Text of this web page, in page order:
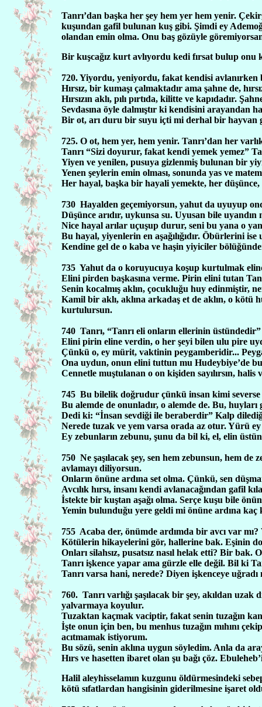
Tanrı’dan başka her şey hem yer hem yenir.
kuşundan gafil bulunan kuş gibi. Şimdi ey
olandan emin olma. Onu baş gözüyle
Bir kuşcağız kurt avlıyordu kedi fırsat bulup onu
720. Yiyordu, yeniyordu, fakat kendisi
Hırsız, bir kumaşı çalmaktadır ama şahne de,
Hırsızın aklı, pılı pırtıda, kilitte ve kapıdadır.
Sevdasına öyle dalmıştır ki kendisini arayandan
Bir ot, arı duru bir suyu içti mi derhal bir hayvan
725. O ot, hem yer, hem yenir. Tanrı’dan her
Tanrı “Sizi doyurur, fakat kendi yemek yemez”
Yiyen ve yenilen, pusuya gizlenmiş bulunan bir
Yenen şeylerin emin olması, sonunda yas ve
Her hayal, başka bir hayali yemekte, her
730 Hayalden geçemiyorsun, yahut da uyuyup
Düşünce arıdır, uykunsa su. Uyusan bile uyandın
Nice hayal arılar uçuşup durur, seni bu yana o
Bu hayal, yiyenlerin en aşağılığıdır. Öbürlerini ise
Kendine gel de o kaba ve haşin yiyiciler
735 Yahut da o koruyucuya koşup kurtulmak
Elini pirden başkasına verme. Pirin elini tutan
Senin kocalmış aklın, çocukluğu huy edinmiştir,
Kamil bir aklı, aklına arkadaş et de aklın, o
kurtulursun.
740 Tanrı, “Tanrı eli onların ellerinin
Elini pirin eline verdin, o her şeyi bilen ulu pire
Çünkü o, ey mürit, vaktinin peygamberidir...
Ona uydun, onun elini tuttun mu Hudeybiye’de
Cennetle muştulanan o on kişiden sayılırsın,
745 Bu bilelik doğrudur çünkü insan kimi severse
Bu alemde de onunladır, o alemde de. Bu,
Dedi ki: “İnsan sevdiği ile beraberdir” Kalp
Nerede tuzak ve yem varsa orada az otur. Yürü
Ey zebunların zebunu, şunu da bil ki, el, elin
750 Ne şaşılacak şey, sen hem zebunsun, hem de
avlamayı diliyorsun.
Onların önüne ardına set olma. Çünkü, sen
Avcılık hırsı, insanı kendi avlanacağından gafil
İstekte bir kuştan aşağı olma. Serçe kuşu bile
Yemin bulunduğu yere geldi mi önüne ardına kaç
755 Acaba der, önümde ardımda bir avcı var
Kötülerin hikayelerini gör, hallerine bak. Eşinin
Onları silahsız, pusatsız nasıl helak etti? Bir bak.
Tanrı işkence yapar ama gürzle elle değil. Bil ki
Tanrı varsa hani, nerede? Diyen işkenceye
760. Tanrı varlığı şaşılacak bir şey, akıldan
yalvarmaya koyulur.
Tuzaktan kaçmak vaciptir, fakat senin tuzağın
İşte onun için ben, bu menhus tuzağın mıhını
acıtmamak istiyorum.
Bu sözü, senin aklına uygun söyledim. Anla da
Hırs ve hasetten ibaret olan şu bağı çöz.
Halil aleyhisselamın kuzgunu öldürmesindeki
kötü sıfatlardan hangisinin giderilmesine işaret